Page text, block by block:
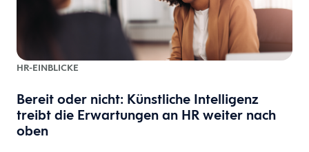
HR-EINBLICKE
Bereit oder nicht: Künstliche Intelligenz
treibt die Erwartungen an HR weiter nach
oben